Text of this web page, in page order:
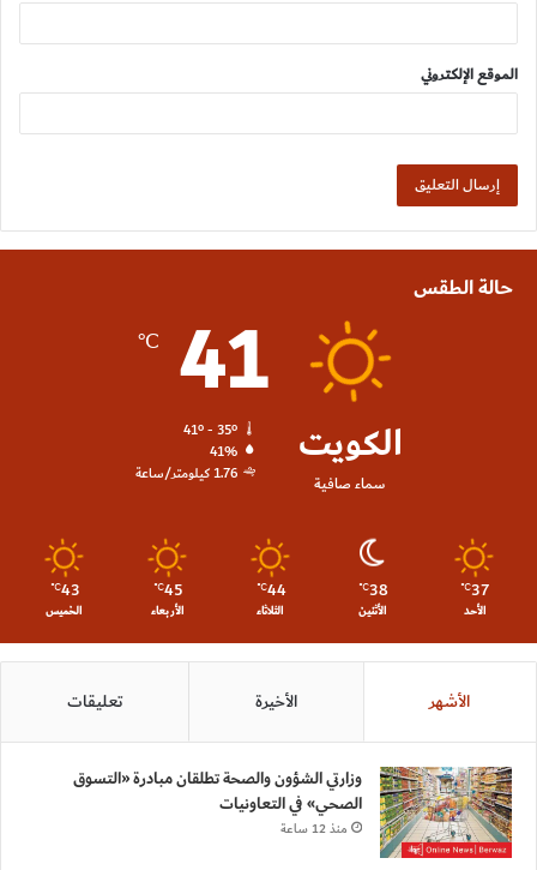
الموقع الإلكتروني
حالة الطقس
الكويت
سماء صافية
41
℃
41º - 35º
41%
1.76 كيلومتر/ساعة
37
℃
الأحد
38
℃
الأثنين
44
℃
الثلاثاء
45
℃
الأربعاء
43
℃
الخميس
الأشهر الأخيرة تعليقات
وزارتي الشؤون والصحة تطلقان مبادرة «التسوق
الصحي» في التعاونيات
منذ 12 ساعة